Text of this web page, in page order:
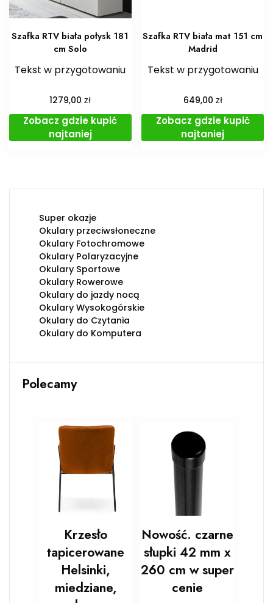
Szafka RTV biała połysk 181
cm Solo
Tekst w przygotowaniu
1279,00zł
Zobacz gdzie kupić
najtaniej
Szafka RTV biała mat 151 cm
Madrid
Tekst w przygotowaniu
649,00 zł
Zobacz gdzie kupić
najtaniej
Super okazje
Okulary przeciwsłoneczne
Okulary Fotochromowe
Okulary Polaryzacyjne
Okulary Sportowe
Okulary Rowerowe
Okulary do jazdy nocą
Okulary Wysokogórskie
Okulary do Czytania
Okulary do Komputera
Polecamy
Krzesło
tapicerowane
Helsinki,
miedziane,
Nowość. czarne
słupki 42 mm x
260 cm w super
cenie